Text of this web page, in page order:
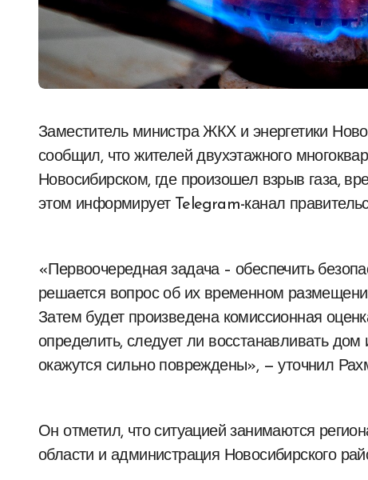
Заместитель министра ЖКХ и энергетики Новосибирской области Степан Рахманов
сообщил, что жителей двухэтажного
Новосибирском, где произошел взрыв газа,
этом информирует Telegram-канал
«Первоочередная задача – обеспечить
решается вопрос об их временном
Затем будет произведена комиссионная
определить, следует ли восстанавливать дом
окажутся сильно повреждены», — уточнил
Он отметил, что ситуацией занимаются
области и администрация Новосибирского